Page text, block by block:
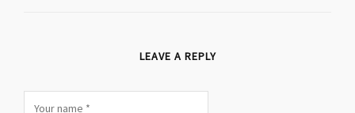
LEAVE A REPLY